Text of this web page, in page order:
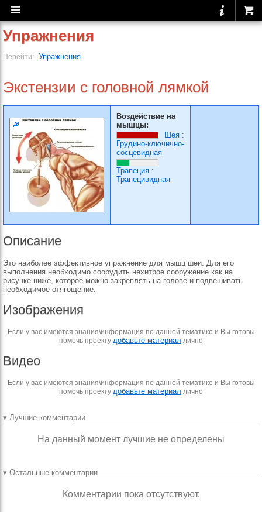
Упражнения
Перейти: Упражнения
Экстензии с головной лямкой
Воздействие на
мышцы:
Шея :
Грудино-ключично-
сосцевидная
Трапеция :
Трапецивидная
Описание
Это наиболее эффективное упражнение для мышц шеи. Для его
выполнения необходимо соорудить нехитрое сооружение как на
рисунке ниже, которое можно закреплять на голове и подвешивать
необходимое отягощение.
Изображения
Если у вас имеются знания\информация по данной тематике и Вы готовы
помочь проекту добавьте материал лично
Видео
Если у вас имеются знания\информация по данной тематике и Вы готовы
помочь проекту добавьте материал лично
▾ Лучшие комментарии
На данный момент лучшие не определены
▾ Остальные комментарии
Комментарии пока отсутствуют.